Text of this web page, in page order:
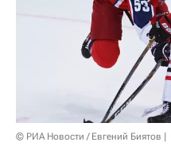
© РИА Новости / Евгений Биятов